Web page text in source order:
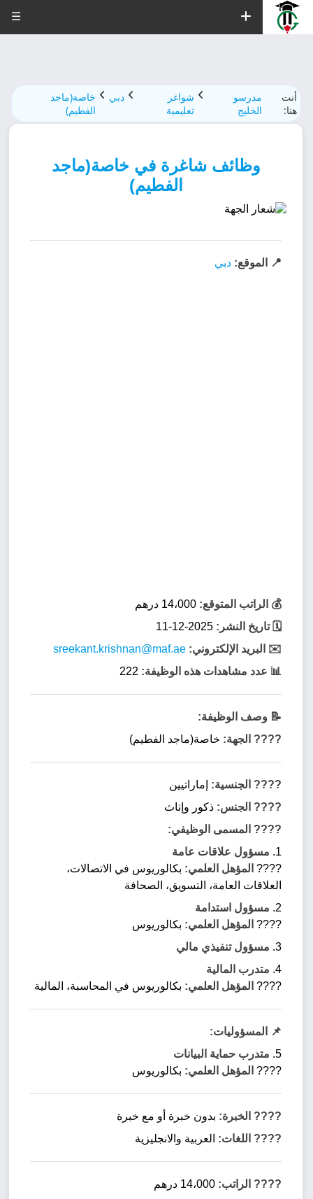
☰
أنت
هنا:
مدرسو
الخليج
شواغر
تعليمية
دبي
خاصة(ماجد
الفطيم)
وظائف شاغرة في خاصة(ماجد
الفطيم)
📍 الموقع: دبي
💰 الراتب المتوقع:
🗓️ تاريخ النشر:
✉️ البريد الإلكتروني: sreekant.krishnan@maf.ae
📊 عدد مشاهدات هذه الوظيفة:
📝 وصف الوظيفة:
???? الجهة: خاصة(ماجد الفطيم)
???? الجنسية: إماراتيين
???? الجنس: ذكور وإناث
???? المسمى الوظيفي:
1. مسؤول علاقات عامة
???? المؤهل العلمي: بكالوريوس في الاتصالات،
العلاقات العامة، التسويق، الصحافة
2. مسؤول استدامة
???? المؤهل العلمي: بكالوريوس
3. مسؤول تنفيذي مالي
4. متدرب المالية
???? المؤهل العلمي: بكالوريوس في المحاسبة، المالية
📌 المسؤوليات:
5. متدرب حماية البيانات
???? المؤهل العلمي: بكالوريوس
???? الخبرة: بدون خبرة أو مع خبرة
????️ اللغات: العربية والانجليزية
???? الراتب: